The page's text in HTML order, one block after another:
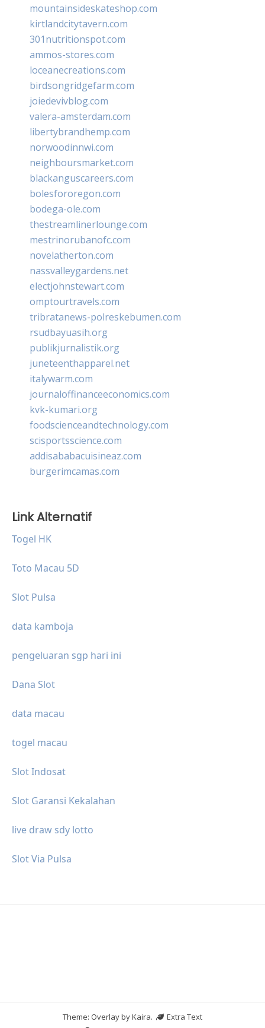
mountainsideskateshop.com
kirtlandcitytavern.com
301nutritionspot.com
ammos-stores.com
loceanecreations.com
birdsongridgefarm.com
joiedevivblog.com
valera-amsterdam.com
libertybrandhemp.com
norwoodinnwi.com
neighboursmarket.com
blackanguscareers.com
bolesfororegon.com
bodega-ole.com
thestreamlinerlounge.com
mestrinorubanofc.com
novelatherton.com
nassvalleygardens.net
electjohnstewart.com
omptourtravels.com
tribratanews-polreskebumen.com
rsudbayuasih.org
publikjurnalistik.org
juneteenthapparel.net
italywarm.com
journaloffinanceeconomics.com
kvk-kumari.org
foodscienceandtechnology.com
scisportsscience.com
addisababacuisineaz.com
burgerimcamas.com
Link Alternatif
Togel HK
Toto Macau 5D
Slot Pulsa
data kamboja
pengeluaran sgp hari ini
Dana Slot
data macau
togel macau
Slot Indosat
Slot Garansi Kekalahan
live draw sdy lotto
Slot Via Pulsa
Theme: Overlay byKaira.
Extra Text